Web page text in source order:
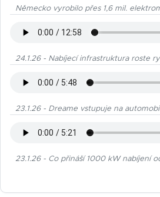
Německo vyrobilo přes 1,6 mil.
24.1.26 - Nabíjecí infrastruktura roste
23.1.26 - Dreame vstupuje na
23.1.26 - Co přináší 1000 kW nabíjení